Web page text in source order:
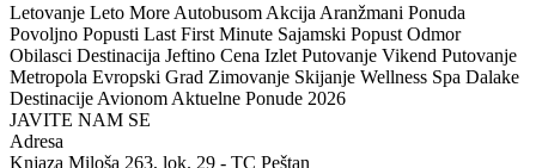
Letovanje Leto More Autobusom Akcija Aranžmani Ponuda
Povoljno Popusti Last First Minute Sajamski Popust Odmor
Obilasci Destinacija Jeftino Cena Izlet Putovanje Vikend Putovanje
Metropola Evropski Grad Zimovanje Skijanje Wellness Spa Dalake
Destinacije Avionom Aktuelne Ponude 2026
JAVITE NAM SE
Adresa
Knjaza Miloša 263, lok. 29 - TC Peštan